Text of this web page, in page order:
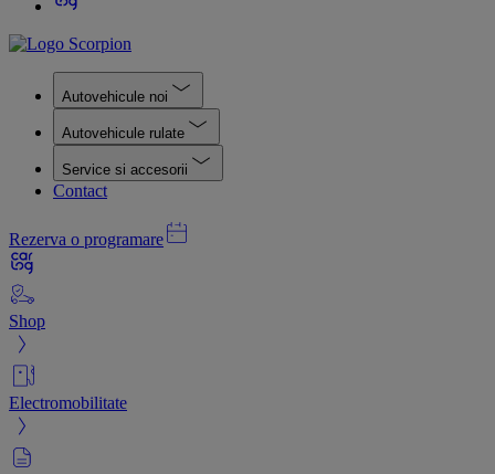
Autovehicule noi
Autovehicule rulate
Service si accesorii
Contact
Rezerva o programare
Shop
Electromobilitate